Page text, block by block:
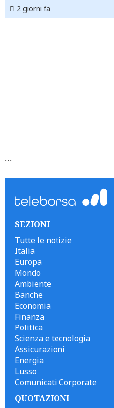
2 giorni fa
```
SEZIONI
Tutte le notizie
Italia
Europa
Mondo
Ambiente
Banche
Economia
Finanza
Politica
Scienza e tecnologia
Assicurazioni
Energia
Lusso
Comunicati Corporate
QUOTAZIONI